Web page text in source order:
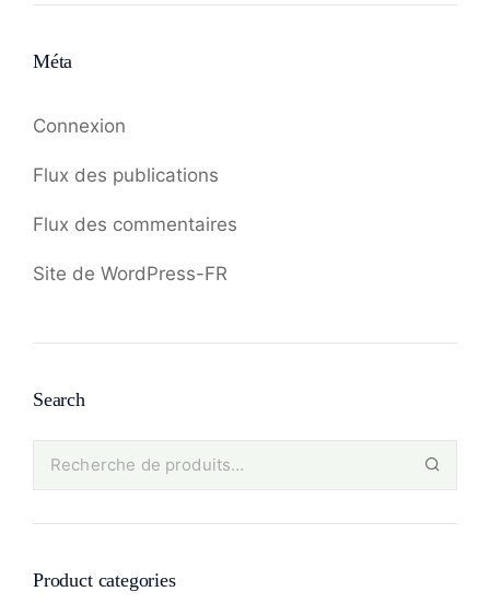
Méta
Connexion
Flux des publications
Flux des commentaires
Site de WordPress-FR
Search
Product categories